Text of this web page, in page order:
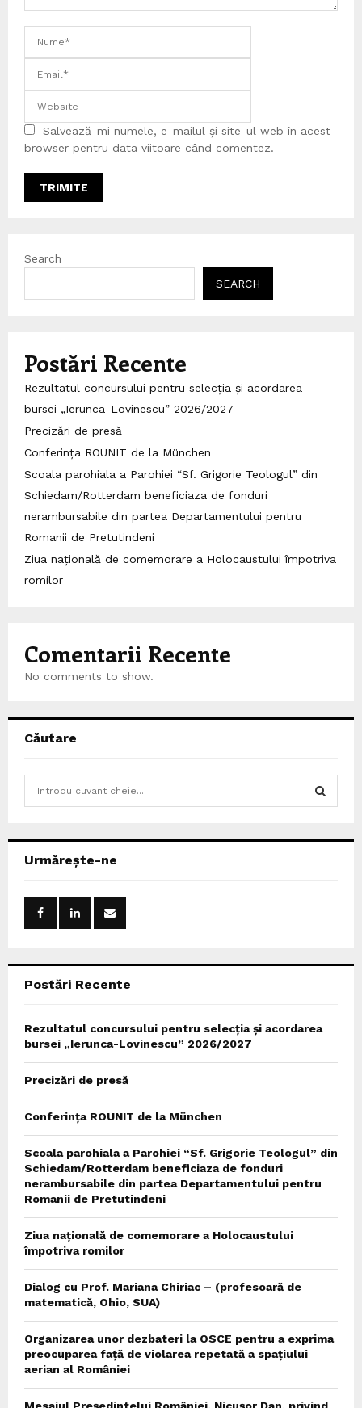
Salvează-mi numele, e-mailul și site-ul web în acest
browser pentru data viitoare când comentez.
Search
SEARCH
Postări Recente
Rezultatul concursului pentru selecția și acordarea
bursei „Ierunca-Lovinescu” 2026/2027
Precizări de presă
Conferința ROUNIT de la München
Scoala parohiala a Parohiei “Sf. Grigorie Teologul” din
Schiedam/Rotterdam beneficiaza de fonduri
nerambursabile din partea Departamentului pentru
Romanii de Pretutindeni
Ziua națională de comemorare a Holocaustului împotriva
romilor
Comentarii Recente
No comments to show.
Căutare
h
Urmărește-ne
Postări Recente
Rezultatul concursului pentru selecția și acordarea
bursei „Ierunca-Lovinescu” 2026/2027
Precizări de presă
Conferința ROUNIT de la München
Scoala parohiala a Parohiei “Sf. Grigorie Teologul” din
Schiedam/Rotterdam beneficiaza de fonduri
nerambursabile din partea Departamentului pentru
Romanii de Pretutindeni
Ziua națională de comemorare a Holocaustului
împotriva romilor
Dialog cu Prof. Mariana Chiriac – (profesoară de
matematică, Ohio, SUA)
Organizarea unor dezbateri la OSCE pentru a exprima
preocuparea față de violarea repetată a spațiului
aerian al României